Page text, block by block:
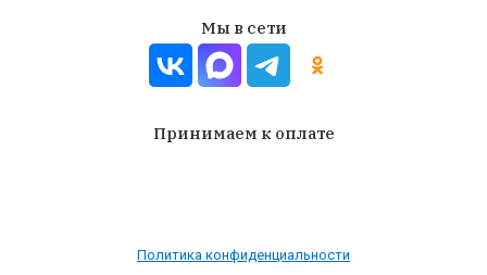
Мы в сети
Принимаем к оплате
Политика конфиденциальности